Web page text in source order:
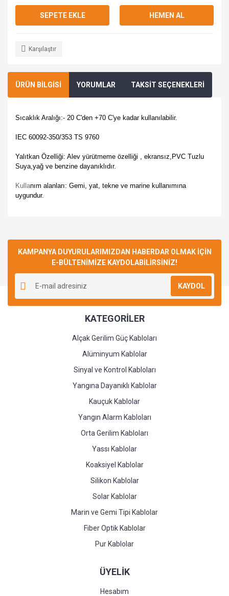
SEPETE EKLE HEMEN AL
Karşılaştır
ÜRÜN BİLGİSİ YORUMLAR TAKSİT SEÇENEKLERİ
Sıcaklık Aralığı:- 20 C'den +70 C'ye kadar kullanılabilir.
IEC 60092-350/353 TS 9760
Yalıtkan Özelliği: Alev yürütmeme özelliği , ekransız,PVC Tuzlu
Suya,yağ ve benzine dayanıklıdır.
Kullanım alanları: Gemi, yat, tekne ve marine kullanımına
uygundur.
KAMPANYA DUYURULARIMIZDAN HABERDAR OLMAK İÇİN
E-BÜLTENİMİZE KAYDOLABİLİRSİNİZ!
KAYDOL
KATEGORİLER
Alçak Gerilim Güç Kabloları
Alüminyum Kablolar
Sinyal ve Kontrol Kabloları
Yangına Dayanıklı Kablolar
Kauçuk Kablolar
Yangın Alarm Kabloları
Orta Gerilim Kabloları
Yassı Kablolar
Koaksiyel Kablolar
Silikon Kablolar
Solar Kablolar
Marin ve Gemi Tipi Kablolar
Fiber Optik Kablolar
Pur Kablolar
ÜYELİK
Hesabım